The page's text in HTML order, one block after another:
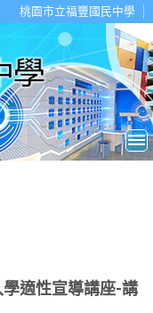
桃園市立福豐國民中學
適性宣導講座-講